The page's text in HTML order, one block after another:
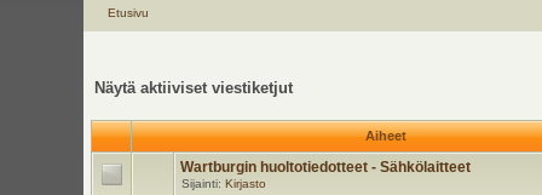
Etusivu
Näytä aktiiviset viestiketjut
Aiheet
Wartburgin huoltotiedotteet - Sähkölaitteet
Sijainti: Kirjasto